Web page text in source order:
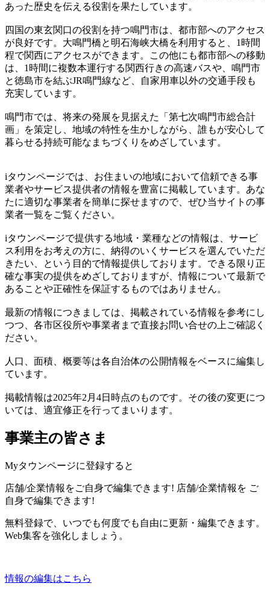
あった歴史を伝える役割を果たしています。
四国の東玄関口の役割を持つ鳴門市は、都市部へのアクセス
が良好です。大鳴門橋と明石海峡大橋を利用すると、1時間
程で関西にアクセスができます。この他にも都市部への移動
は、1時間に複数本運行する関西行きの高速バスや、鳴門市
と徳島市を結ぶJR鳴門線など、自家用車以外の交通手段も
充実しています。
鳴門市では、将来の発展を見据えた「第七次鳴門市総合計
画」を策定し、地域の特性を生かしながら、誰もが安心して
暮らせる持続可能なまちづくりをめざしています。
iタウンページでは、お住まいの地域において信頼できる事
業者やサービス提供者の情報を豊富に掲載しています。あな
たに適切な事業者を簡単に探せますので、ぜひ当サイトの事
業者一覧をご覧ください。
iタウンページで提供する地域・業種などの情報は、サービ
ス利用をお考えの方に、納得のいくサービスを選んでいただ
きたい、という目的で情報提供しております。できる限り正
確な事実の提供をめざしておりますが、情報について最新で
あることや正確性を保証するものではありません。
最新の情報につきましては、掲載されている情報を参考にし
つつ、各市区役所や事業者まで直接お問い合せの上ご確認く
ださい。
人口、面積、概要等は各自治体の公開情報をベースに編集し
ています。
掲載情報は2025年2月4日時点のものです。その後の変更につ
いては、適宜修正を行ってまいります。
事業主の皆さま
Myタウンページに登録すると
店舗/企業情報をご自身で編集できます! 店舗/企業情報を ご
自身で編集できます!
無料登録で、いつでも何度でも自由に更新・編集できます。
Web集客を強化しましょう。
情報の編集はこちら